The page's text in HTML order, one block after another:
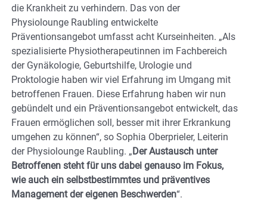
die Krankheit zu verhindern. Das von der
Physiolounge Raubling entwickelte
Präventionsangebot umfasst acht Kurseinheiten. „Als
spezialisierte Physiotherapeutinnen im Fachbereich
der Gynäkologie, Geburtshilfe, Urologie und
Proktologie haben wir viel Erfahrung im Umgang mit
betroffenen Frauen. Diese Erfahrung haben wir nun
gebündelt und ein Präventionsangebot entwickelt, das
Frauen ermöglichen soll, besser mit ihrer Erkrankung
umgehen zu können“, so Sophia Oberprieler, Leiterin
der Physiolounge Raubling. „Der Austausch unter
Betroffenen steht für uns dabei genauso im Fokus,
wie auch ein selbstbestimmtes und präventives
Management der eigenen Beschwerden“.